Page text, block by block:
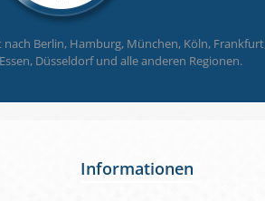
Berlin, Hamburg, München, Köln,
Düsseldorf und alle anderen Regionen.
Informationen